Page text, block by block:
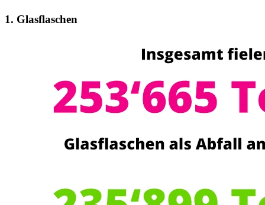
1. Glasflaschen